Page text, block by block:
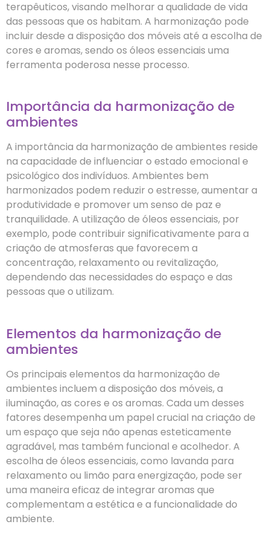
terapêuticos, visando melhorar a qualidade de vida
das pessoas que os habitam. A harmonização pode
incluir desde a disposição dos móveis até a escolha de
cores e aromas, sendo os óleos essenciais uma
ferramenta poderosa nesse processo.
Importância da harmonização de
ambientes
A importância da harmonização de ambientes reside
na capacidade de influenciar o estado emocional e
psicológico dos indivíduos. Ambientes bem
harmonizados podem reduzir o estresse, aumentar a
produtividade e promover um senso de paz e
tranquilidade. A utilização de óleos essenciais, por
exemplo, pode contribuir significativamente para a
criação de atmosferas que favorecem a
concentração, relaxamento ou revitalização,
dependendo das necessidades do espaço e das
pessoas que o utilizam.
Elementos da harmonização de
ambientes
Os principais elementos da harmonização de
ambientes incluem a disposição dos móveis, a
iluminação, as cores e os aromas. Cada um desses
fatores desempenha um papel crucial na criação de
um espaço que seja não apenas esteticamente
agradável, mas também funcional e acolhedor. A
escolha de óleos essenciais, como lavanda para
relaxamento ou limão para energização, pode ser
uma maneira eficaz de integrar aromas que
complementam a estética e a funcionalidade do
ambiente.